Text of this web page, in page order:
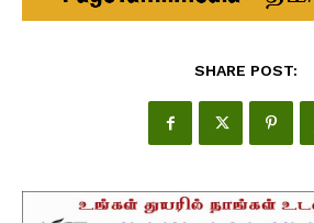
SHARE POST: